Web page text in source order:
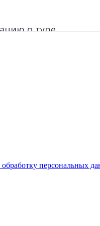
обработку персональных